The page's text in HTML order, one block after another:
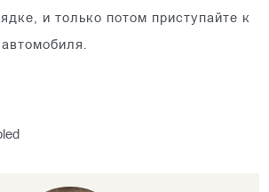
и только потом приступайте к